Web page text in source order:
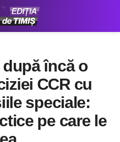
încă o
CCR cu
speciale:
pe care le